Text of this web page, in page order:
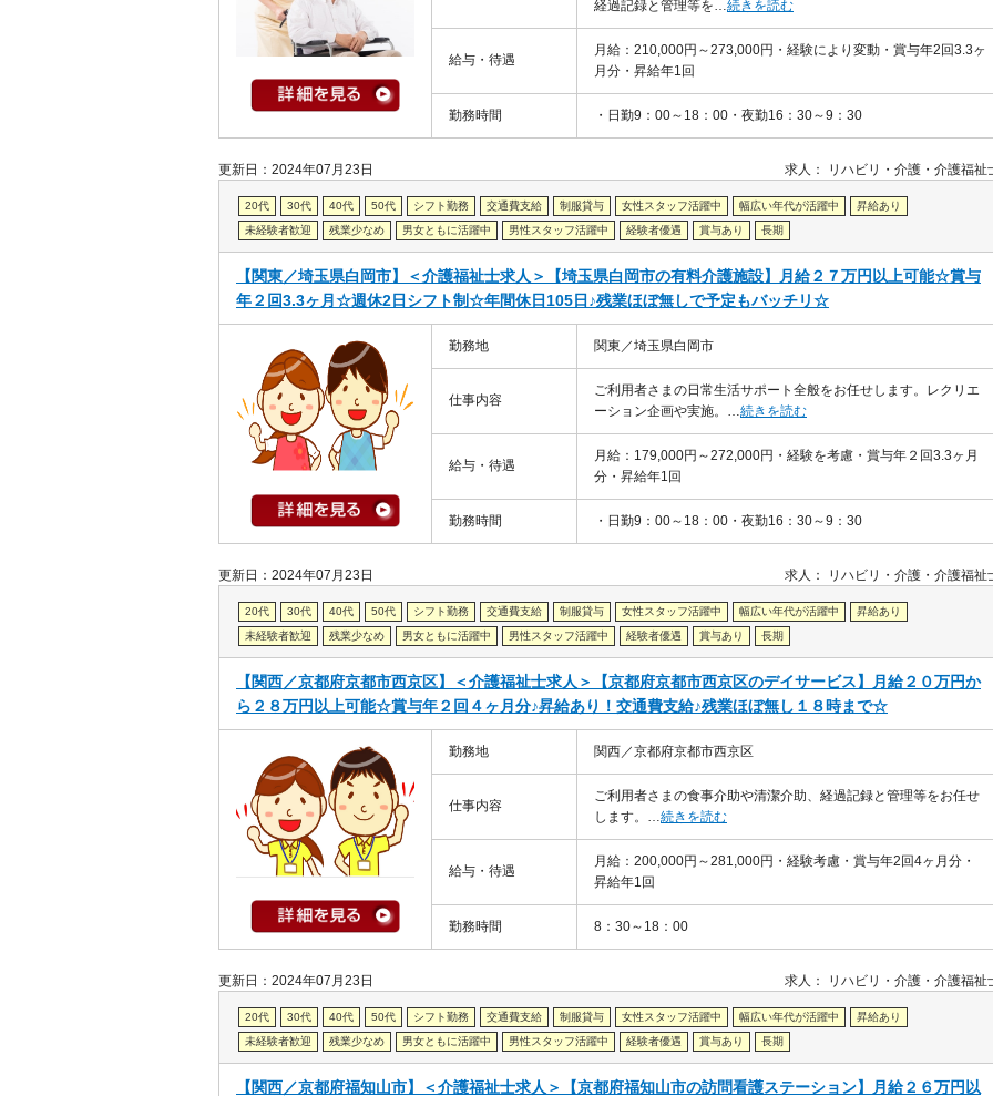
経過記録と管理等を…続きを読む
給与・待遇
月給：210,000円～273,000円・経験により変動・賞与年2回3.3ヶ
月分・昇給年1回
勤務時間 ・日勤9：00～18：00・夜勤16：30～9：30
更新日：2024年07月23日 求人： リハビリ・介護 介護福祉
20代 30代 40代 50代 シフト勤務 交通費支給 制服貸与 女性スタッフ活躍中 幅広い年代が活躍中
昇給あり
未経験者歓迎
残業少なめ 男女ともに活躍中 男性スタッフ活躍中 経験者優遇 賞与あり 長期
【関東／埼玉県白岡市】＜介護福祉士求人＞【埼玉県白岡市の有料介護施設】月給２７万円以上可能☆賞与
年２回3.3ヶ月☆週休2日シフト制☆年間休日105日♪残業ほぼ無しで予定もバッチリ☆
勤務地 関東／埼玉県白岡市
仕事内容
ご利用者さまの日常生活サポート全般をお任せします。レクリエ
ーション企画や実施。…続きを読む
給与・待遇
月給：179,000円～272,000円・経験を考慮・賞与年２回3.3ヶ月
分・昇給年1回
勤務時間 ・日勤9：00～18：00・夜勤16：30～9：30
更新日：2024年07月23日 求人： リハビリ・介護 介護福祉
20代 30代 40代 50代 シフト勤務 交通費支給 制服貸与 女性スタッフ活躍中 幅広い年代が活躍中
昇給あり
未経験者歓迎
残業少なめ 男女ともに活躍中 男性スタッフ活躍中 経験者優遇 賞与あり 長期
【関西／京都府京都市西京区】＜介護福祉士求人＞【京都府京都市西京区のデイサービス】月給２０万円か
ら２８万円以上可能☆賞与年２回４ヶ月分♪昇給あり！交通費支給♪残業ほぼ無し１８時まで☆
勤務地 関西／京都府京都市西京区
仕事内容
ご利用者さまの食事介助や清潔介助、経過記録と管理等をお任せ
します。…続きを読む
給与・待遇
月給：200,000円～281,000円・経験考慮・賞与年2回4ヶ月分・
昇給年1回
勤務時間 8：30～18：00
更新日：2024年07月23日 求人： リハビリ・介護 介護福祉
20代 30代 40代 50代 シフト勤務 交通費支給 制服貸与 女性スタッフ活躍中 幅広い年代が活躍中
昇給あり
未経験者歓迎
残業少なめ 男女ともに活躍中 男性スタッフ活躍中 経験者優遇 賞与あり 長期
【関西／京都府福知山市】＜介護福祉士求人＞【京都府福知山市の訪問看護ステーション】月給２６万円以